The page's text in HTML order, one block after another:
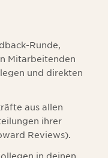
Runde,
Mitarbeitenden
und direkten
aus allen
ihrer
Reviews).